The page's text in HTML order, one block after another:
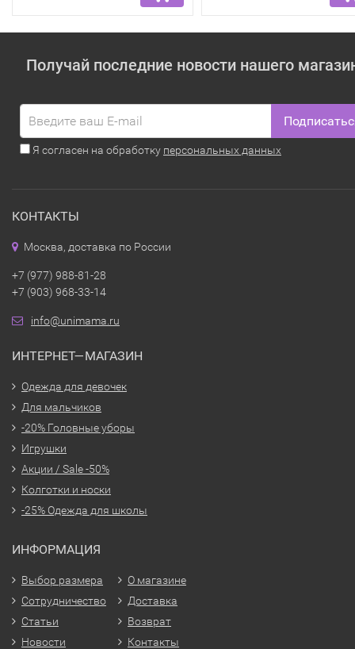
Получай последние новости нашего
Я согласен на обработку персональных данных
КОНТАКТЫ
Москва, доставка по России
+7 (977) 988-81-28
+7 (903) 968-33-14
info@unimama.ru
ИНТЕРНЕТ—МАГАЗИН
Одежда для девочек
Для мальчиков
-20% Головные уборы
Игрушки
Акции / Sale -50%
Колготки и носки
-25% Одежда для школы
ИНФОРМАЦИЯ
Выбор размера
Сотрудничество
Статьи
Новости
О магазине
Доставка
Возврат
Контакты